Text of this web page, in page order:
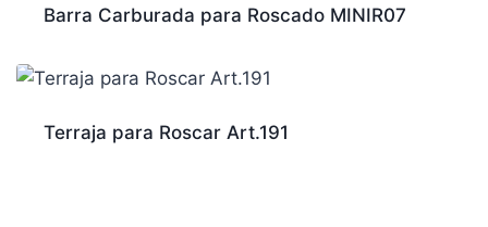
Barra Carburada para Roscado MINIR07
Terraja para Roscar Art.191